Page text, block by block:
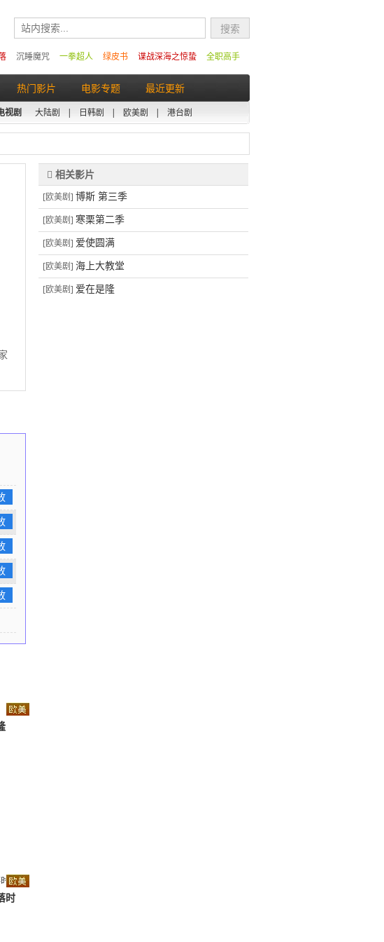
全职高手
谍战深海之惊蛰
绿皮书
一拳超人
沉睡魔咒
热门影片 电影专题 最近更新
视剧 大陆剧 | 日韩剧 | 欧美剧 | 港台剧
时
相关影片
[欧美剧] 博斯 第三季
[欧美剧] 寒栗第二季
[欧美剧] 爱使圆满
[欧美剧] 海上大教堂
[欧美剧] 爱在是隆